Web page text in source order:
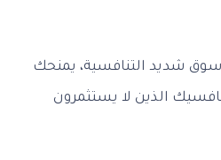
شديد التنافسية، يمنحك
الذين لا يستثمرون